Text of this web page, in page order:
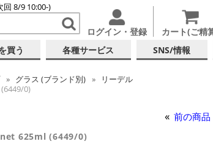
回 8/9 10:00-)
ログイン・登録 カート(ご精
買う 各種サービス SNS/情報
グラス (ブランド別)
リーデル
0)
前の商品
625ml (6449/0)